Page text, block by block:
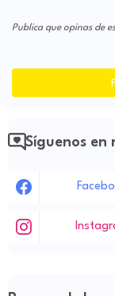
Publica que opinas de
Síguenos en